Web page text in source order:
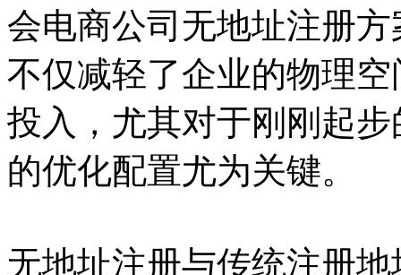
会电商公司无地址注册
不仅减轻了企业的物理
投入，尤其对于刚刚起
的优化配置尤为关键。
无地址注册与传统注册